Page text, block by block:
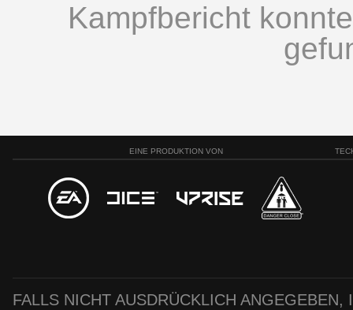
Kampfbericht
EINE PRODUKTION VON
FALLS NICHT AUSDRÜCKLICH